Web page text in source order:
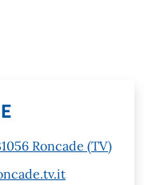
Roncade (TV)